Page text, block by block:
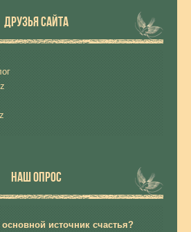
ДРУЗЬЯ САЙТА
НАШ ОПРОС
источник счастья?